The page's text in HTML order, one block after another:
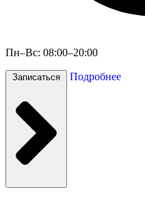
Пн–Вс: 08:00–20:00
Записаться Подробнее